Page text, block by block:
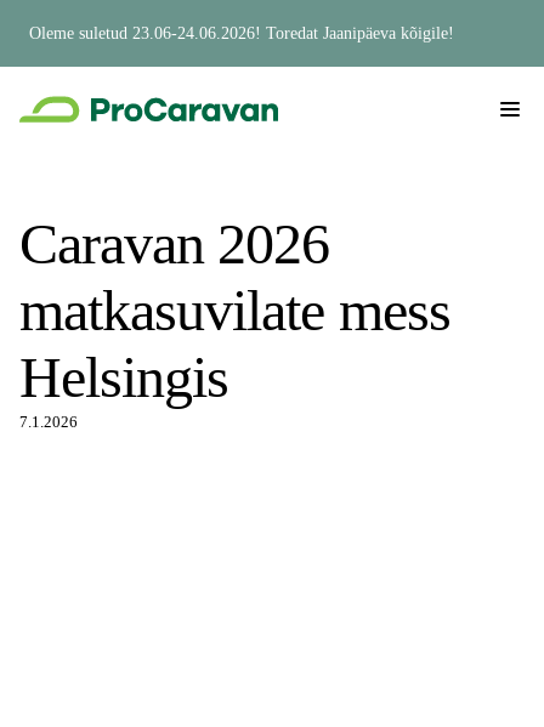
Oleme suletud 23.06-24.06.2026! Toredat Jaanipäeva kõigile!
Caravan 2026
matkasuvilate mess
Helsingis
7.1.2026